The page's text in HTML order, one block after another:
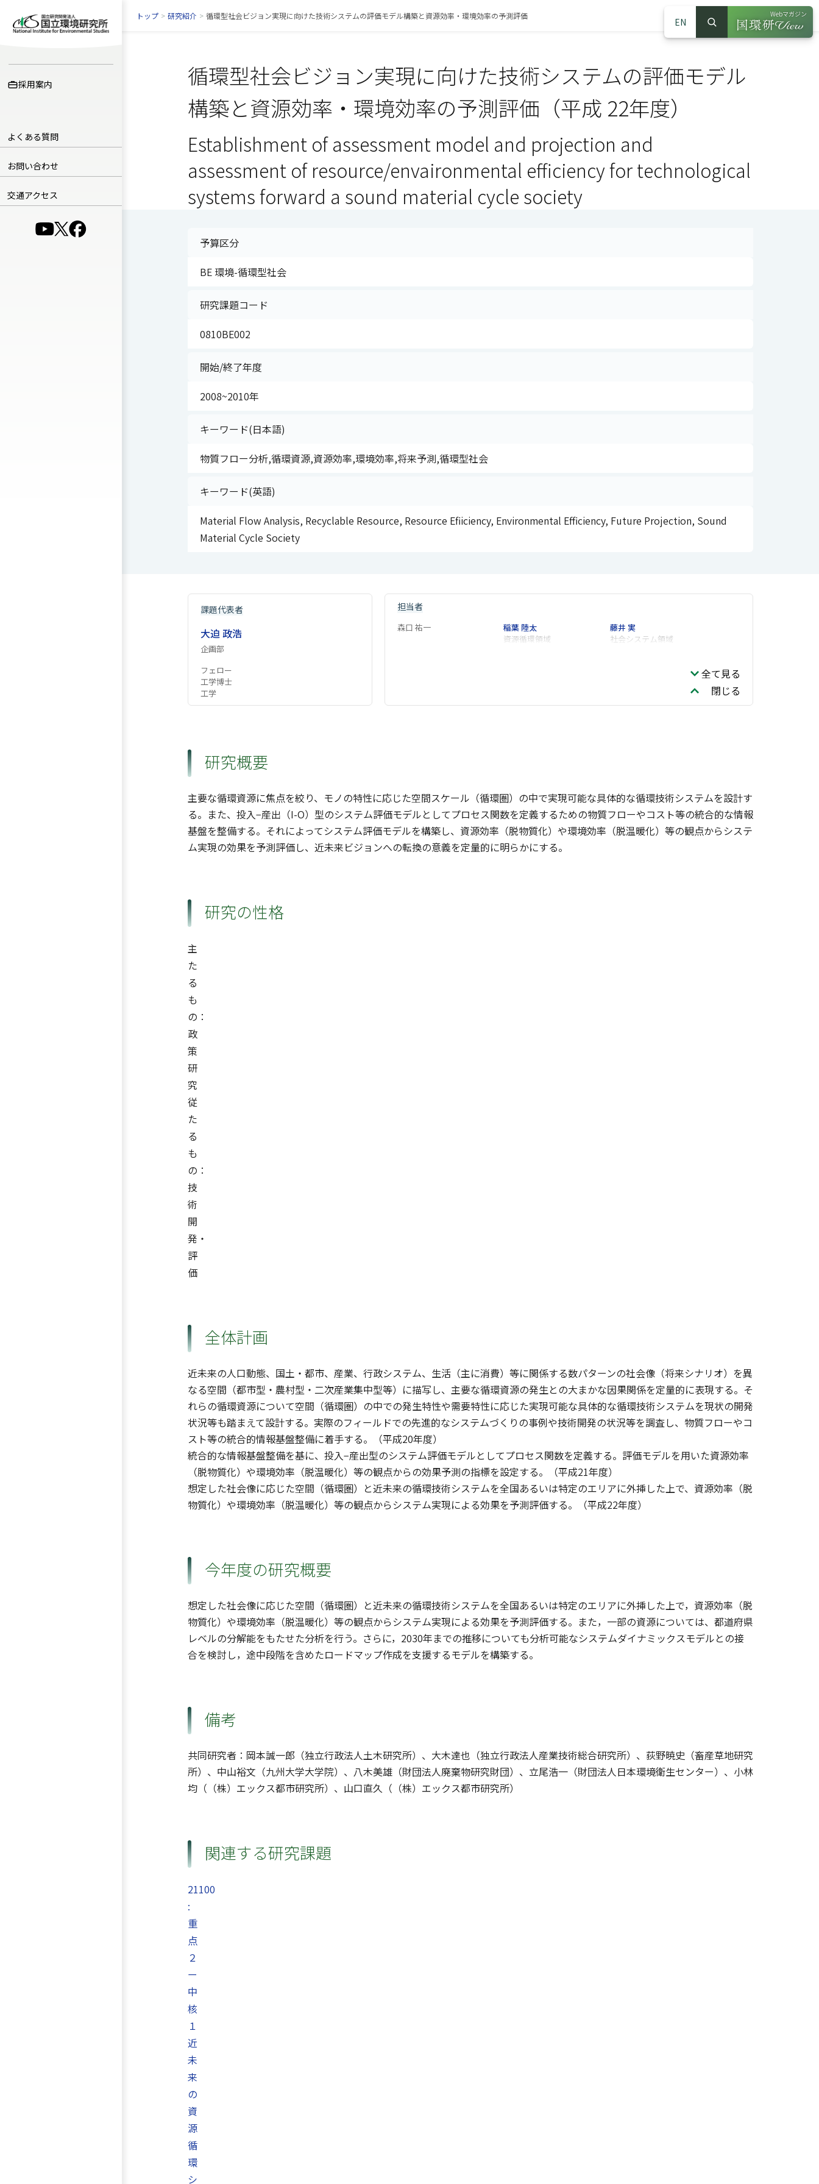
採用案内
よくある質問
お問い合わせ
交通アクセス
（別ウインドウで開きます）
（別ウインドウで開きます）
（別ウインドウで開きます）
EN
サイト内検索
検索
Webマガジン
（別ウインドウ
トップ > 研究紹介 > 循環型社会ビジョン実現に向けた技術システムの評価モデル構築と資源効率・環境効率の予測評価
循環型社会ビジョン実現に向けた技術システムの評価モデル
構築と資源効率・環境効率の予測評価（平成 22年度）
Establishment of assessment model and projection and
assessment of resource/envaironmental efficiency for technological
systems forward a sound material cycle society
予算区分
BE 環境-循環型社会
研究課題コード
0810BE002
開始/終了年度
2008~2010年
キーワード(日本語)
物質フロー分析,循環資源,資源効率,環境効率,将来予測,循環型社会
キーワード(英語)
Material Flow Analysis, Recyclable Resource, Resource Efiiciency, Environmental Efficiency, Future Projection, Sound
Material Cycle Society
課題代表者
大迫 政浩
企画部
フェロー
工学博士
工学
担当者
森口 祐一
稲葉 陸太
資源循環領域
藤井 実
社会システム領域
全て見る
閉じる
研究概要
主要な循環資源に焦点を絞り、モノの特性に応じた空間スケール（循環圏）の中で実現可能な具体的な循環技術システムを設計す
る。また、投入−産出（I-O）型のシステム評価モデルとしてプロセス関数を定義するための物質フローやコスト等の統合的な情報
基盤を整備する。それによってシステム評価モデルを構築し、資源効率（脱物質化）や環境効率（脱温暖化）等の観点からシステ
ム実現の効果を予測評価し、近未来ビジョンへの転換の意義を定量的に明らかにする。
研究の性格
主
た
る
も
の：
政
策
研
究
従
た
る
も
の：
技
術
開
発・
評
価
全体計画
近未来の人口動態、国土・都市、産業、行政システム、生活（主に消費）等に関係する数パターンの社会像（将来シナリオ）を異
なる空間（都市型・農村型・二次産業集中型等）に描写し、主要な循環資源の発生との大まかな因果関係を定量的に表現する。そ
れらの循環資源について空間（循環圏）の中での発生特性や需要特性に応じた実現可能な具体的な循環技術システムを現状の開発
状況等も踏まえて設計する。実際のフィールドでの先進的なシステムづくりの事例や技術開発の状況等を調査し、物質フローやコ
スト等の統合的情報基盤整備に着手する。（平成20年度）
統合的な情報基盤整備を基に、投入−産出型のシステム評価モデルとしてプロセス関数を定義する。評価モデルを用いた資源効率
（脱物質化）や環境効率（脱温暖化）等の観点からの効果予測の指標を設定する。（平成21年度）
想定した社会像に応じた空間（循環圏）と近未来の循環技術システムを全国あるいは特定のエリアに外挿した上で、資源効率（脱
物質化）や環境効率（脱温暖化）等の観点からシステム実現による効果を予測評価する。（平成22年度）
今年度の研究概要
想定した社会像に応じた空間（循環圏）と近未来の循環技術システムを全国あるいは特定のエリアに外挿した上で，資源効率（脱
物質化）や環境効率（脱温暖化）等の観点からシステム実現による効果を予測評価する。また，一部の資源については、都道府県
レベルの分解能をもたせた分析を行う。さらに，2030年までの推移についても分析可能なシステムダイナミックスモデルとの接
合を検討し，途中段階を含めたロードマップ作成を支援するモデルを構築する。
備考
共同研究者：岡本誠一郎（独立行政法人土木研究所）、大木達也（独立行政法人産業技術総合研究所）、荻野暁史（畜産草地研究
所）、中山裕文（九州大学大学院）、八木美雄（財団法人廃棄物研究財団）、立尾浩一（財団法人日本環境衛生センター）、小林
均（（株）エックス都市研究所）、山口直久（（株）エックス都市研究所）
関連する研究課題
21100
:
重
点
２
ー
中
核
１
近
未
来
の
資
源
循
環
シ